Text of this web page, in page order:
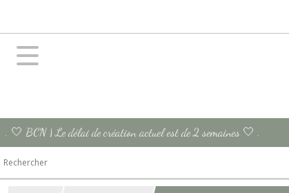
. 🤍 BCN | Le délai de création actuel est de 2 semaines 🤍 .